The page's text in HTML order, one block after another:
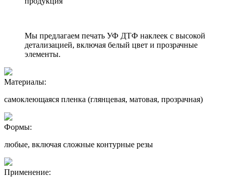
Мы предлагаем печать УФ ДТФ наклеек с высокой
детализацией, включая белый цвет и прозрачные
элементы.
Материалы:
самоклеющаяся пленка (глянцевая, матовая, прозрачная)
Формы:
любые, включая сложные контурные резы
Применение: